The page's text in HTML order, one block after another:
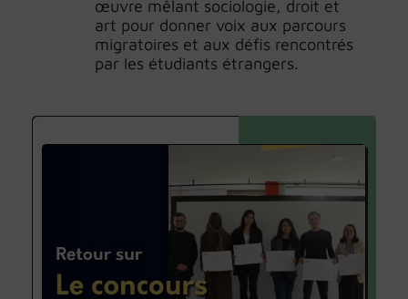
œuvre mêlant sociologie, droit et
art pour donner voix aux parcours
migratoires et aux défis rencontrés
par les étudiants étrangers.